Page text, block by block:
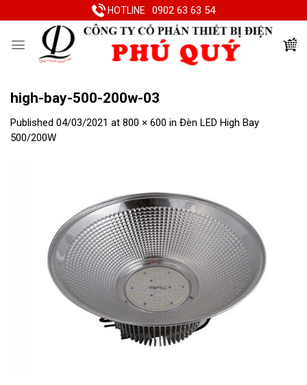
to
HOTLINE 0902 63 63 54
high-bay-500-200w-03
Published 04/03/2021 at 800 × 600 in Đèn LED High Bay
500/200W